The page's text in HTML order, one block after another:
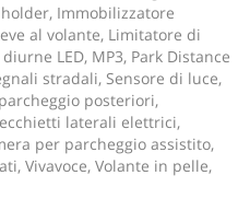
Immobilizzatore
al volante, Limitatore di
LED, MP3, Park Distance
stradali, Sensore di luce,
posteriori,
laterali elettrici,
per parcheggio assistito,
Vivavoce, Volante in pelle,